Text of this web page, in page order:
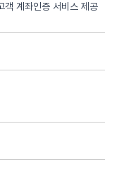
객 계좌인증 서비스 제공